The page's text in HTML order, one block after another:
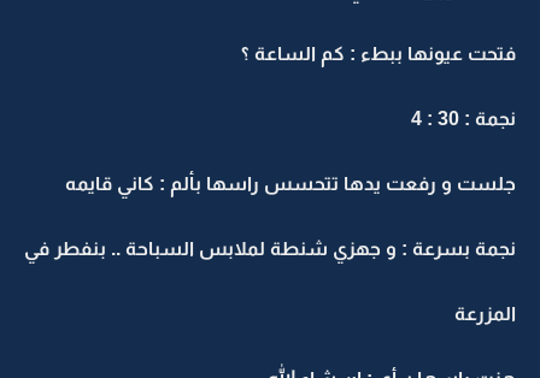
فتحت عيونها ببطء : كم الساعة ؟
نجمة : 30 : 4
جلست و رفعت يدها تتحسس راسها بألم : كاني قايمه
نجمة بسرعة : و جهزي شنطة لملابس السباحة .. بنفطر في
المزرعة